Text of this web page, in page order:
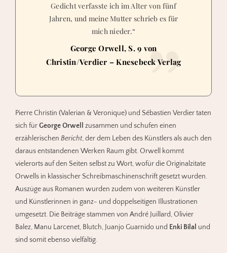
Gedicht verfasste ich im Alter von fünf
Jahren, und meine Mutter schrieb es für
mich nieder.“
George Orwell, S. 9 von
Christin/Verdier – Knesebeck Verlag
Pierre Christin (Valerian & Veronique) und Sébastien Verdier taten
sich fürGeorge Orwell
zusammen und schufen einen
erzählerischen Bericht, der dem Leben des Künstlers als auch den
daraus entstandenen Werken Raum gibt. Orwell kommt
vielerorts auf den Seiten selbst zu Wort, wofür die Originalzitate
Orwells in klassischer Schreibmaschinenschrift gesetzt wurden.
Auszüge aus Romanen wurden zudem von weiteren Künstler
und Künstlerinnen in ganz- und doppelseitigen Illustrationen
umgesetzt. Die Beiträge stammen von André Juillard, Olivier
Balez, Manu Larcenet, Blutch, Juanjo Guarnido und Enki Bilal und
sind somit ebenso vielfältig.